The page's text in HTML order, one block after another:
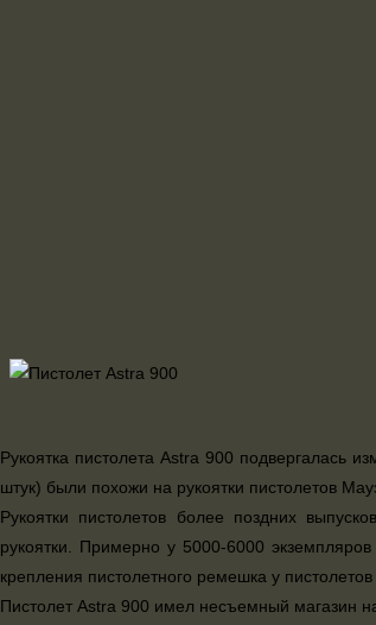
Рукоятка пистолета Astra 900 подвергалась
штук) были похожи на рукоятки пистолетов
Рукоятки пистолетов более поздних
рукоятки. Примерно у 5000-6000
крепления пистолетного ремешка у
Пистолет Astra 900 имел несъемный магазин